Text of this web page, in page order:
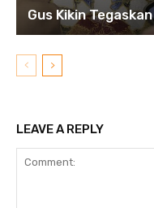
Gus Kikin
LEAVE A REPLY